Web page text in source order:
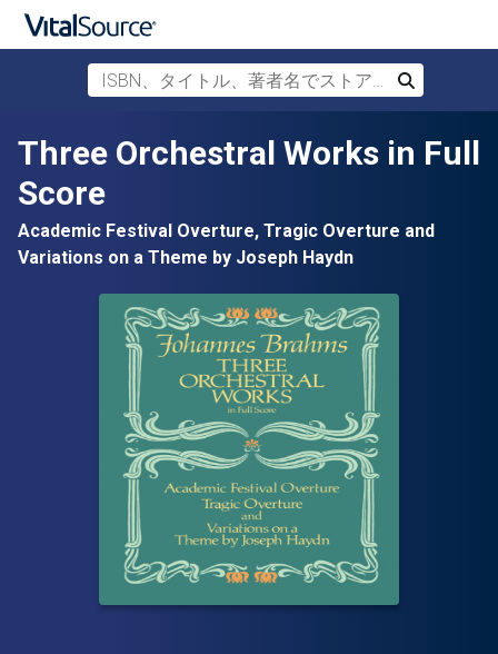
メインコンテンツへスキップ
ISBN、タイトル、著者名でストアを検索
検索
Three Orchestral Works in Full
Score
Academic Festival Overture, Tragic Overture and
Variations on a Theme by Joseph Haydn